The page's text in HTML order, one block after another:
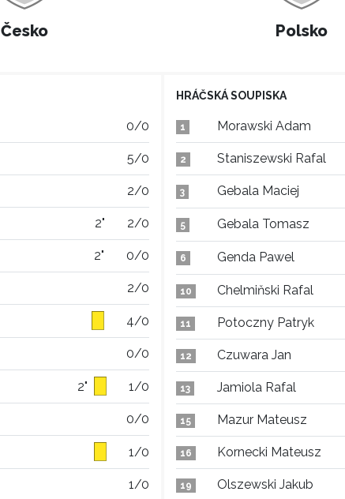
Česko Polsko
0/0
5/0
2/0
2" 2/0
2" 0/0
2/0
4/0
0/0
2" 1/0
0/0
1/0
1/0
HRÁČSKÁ SOUPISKA
1 Morawski Adam
2 Staniszewski Rafal
3 Gebala Maciej
5 Gebala Tomasz
6 Genda Pawel
10 Chelmiňski Rafal
11 Potoczny Patryk
12 Czuwara Jan
13 Jamiola Rafal
15 Mazur Mateusz
16 Kornecki Mateusz
19 Olszewski Jakub